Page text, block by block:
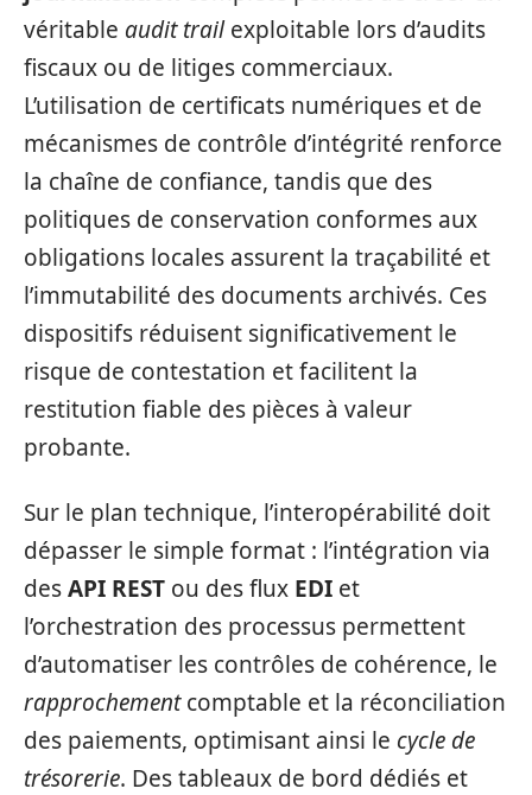
véritable audit trailexploitable lors d’audits
fiscaux ou de litiges commerciaux.
L’utilisation de certificats numériques et de
mécanismes de contrôle d’intégrité renforce
la chaîne de confiance, tandis que des
politiques de conservation conformes aux
obligations locales assurent la traçabilité et
l’immutabilité des documents archivés. Ces
dispositifs réduisent significativement le
risque de contestation et facilitent la
restitution fiable des pièces à valeur
probante.
Sur le plan technique, l’interopérabilité doit
dépasser le simple format : l’intégration via
desAPI REST ou des flux EDI et
l’orchestration des processus permettent
d’automatiser les contrôles de cohérence, le
rapprochementcomptable et la réconciliation
des paiements, optimisant ainsi le cycle de
trésorerie. Des tableaux de bord dédiés et